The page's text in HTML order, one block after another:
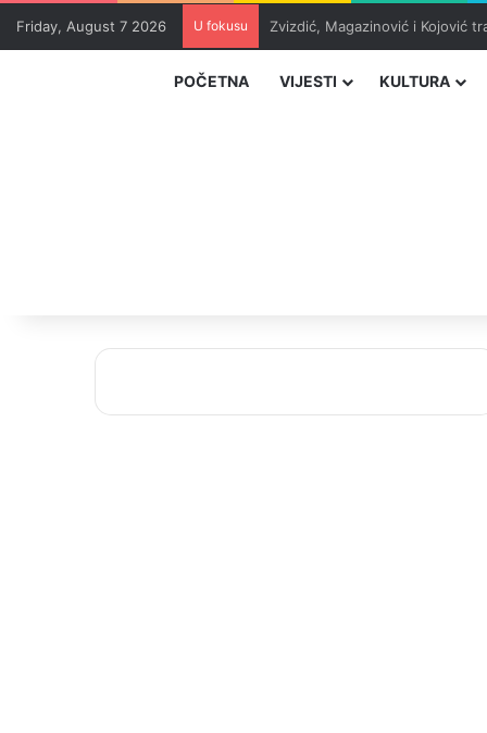
Friday, August 7 2026 U fokusu Masakr u školi u blizini
POČETNA VIJESTI KULTURA